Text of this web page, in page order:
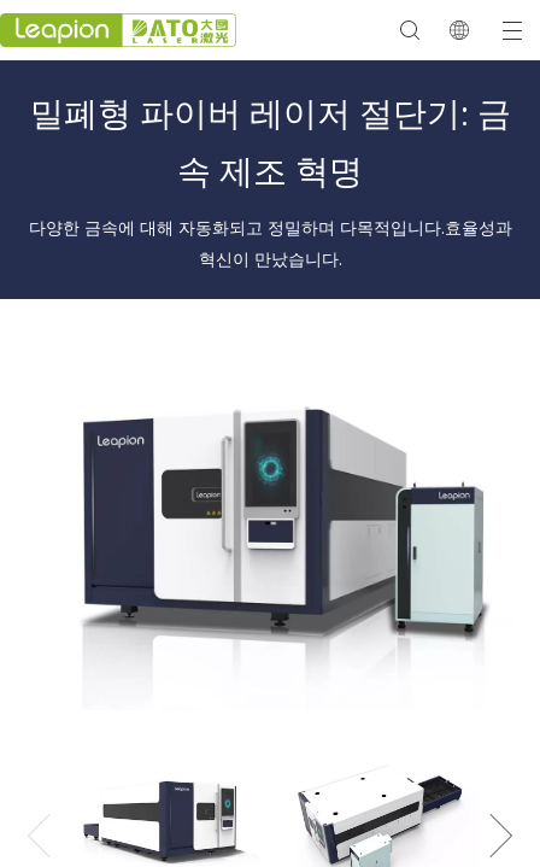
밀폐형 파이버 레이저 절단기: 금
속 제조 혁명
다양한 금속에 대해 자동화되고 정밀하며 다목적입니다.효율성과
혁신이 만났습니다.